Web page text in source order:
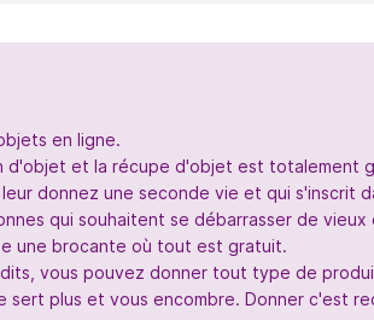
en ligne.
d'objet et la récupe d'objet est totalement
donnez une seconde vie et qui s'inscrit
qui souhaitent se débarrasser de
une brocante où tout est gratuit.
vous pouvez donner tout type de
sert plus et vous encombre. Donner